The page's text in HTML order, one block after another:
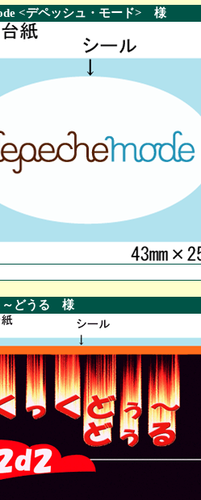
<デペッシュ・モード> 様
～どうる 様